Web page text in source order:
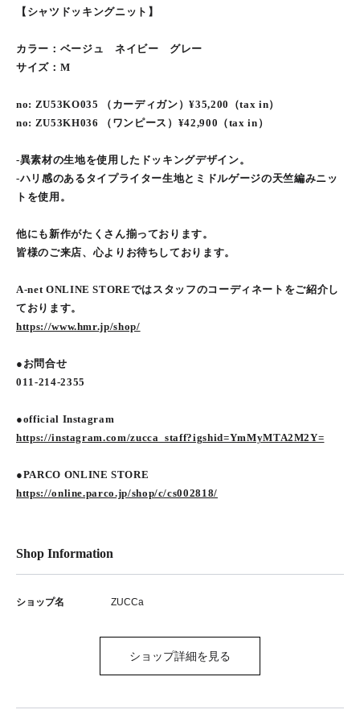
【シャツドッキングニット】
カラー：ベージュ ネイビー グレー
サイズ：M
no: ZU53KO035 （カーディガン）¥35,200（tax in）
no: ZU53KH036 （ワンピース）¥42,900（tax in）
-異素材の生地を使用したドッキングデザイン。
-ハリ感のあるタイプライター生地とミドルゲージの天竺編みニッ
トを使用。
他にも新作がたくさん揃っております。
皆様のご来店、心よりお待ちしております。
A-net ONLINE STOREではスタッフのコーディネートをご紹介し
ております。
https://www.hmr.jp/shop/
●お問合せ
011-214-2355
●official Instagram
https://instagram.com/zucca_staff?igshid=YmMyMTA2M2Y=
●PARCO ONLINE STORE
https://online.parco.jp/shop/c/cs002818/
Shop Information
ショップ名 ZUCCa
ショップ詳細を見る